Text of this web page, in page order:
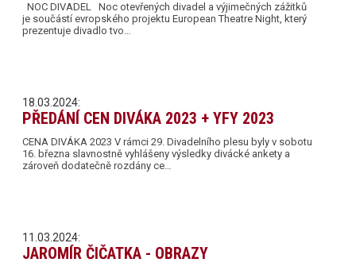
NOC DIVADEL Noc otevřených divadel a výjimečných zážitků
je součástí evropského projektu European Theatre Night, který
prezentuje divadlo tvo…
18.03.2024:
PŘEDÁNÍ CEN DIVÁKA 2023 + YFY 2023
CENA DIVÁKA 2023 V rámci 29. Divadelního plesu byly v sobotu
16. března slavnostně vyhlášeny výsledky divácké ankety a
zároveň dodatečně rozdány ce…
11.03.2024:
JAROMÍR ČIČATKA - OBRAZY